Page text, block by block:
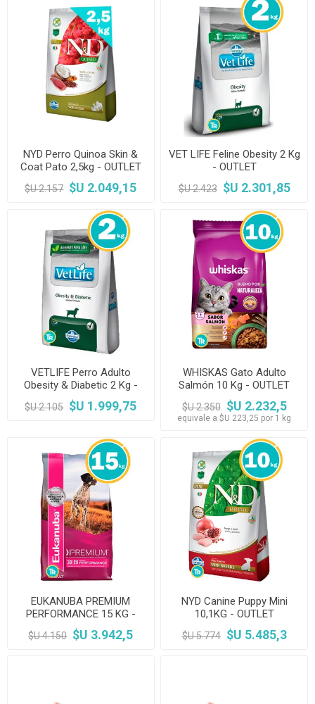
NYD Perro Quinoa Skin &
Coat Pato 2,5kg - OUTLET
$U 2.157 $U 2.049,15
VET LIFE Feline Obesity 2 Kg
- OUTLET
$U 2.423 $U 2.301,85
VETLIFE Perro Adulto
Obesity & Diabetic 2 Kg -
OUTLET
$U 2.105 $U 1.999,75
WHISKAS Gato Adulto
Salmón 10 Kg - OUTLET
$U 2.350 $U 2.232,5
equivale a $U 223,25 por 1 kg
EUKANUBA PREMIUM
PERFORMANCE 15 KG -
OUTLET
$U 4.150 $U 3.942,5
NYD Canine Puppy Mini
10,1KG - OUTLET
$U 5.774 $U 5.485,3